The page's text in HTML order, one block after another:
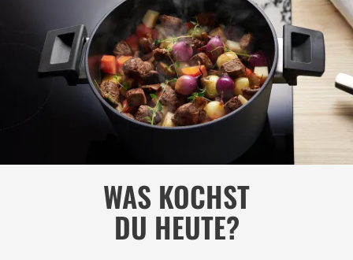
WAS KOCHST
DU HEUTE?